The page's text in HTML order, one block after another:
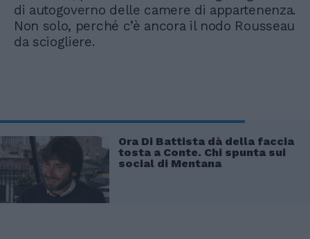
di autogoverno delle camere di appartenenza.
Non solo, perché c’è ancora il nodo Rousseau
da sciogliere.
Ora Di Battista dà della faccia
tosta a Conte. Chi spunta sui
social di Mentana